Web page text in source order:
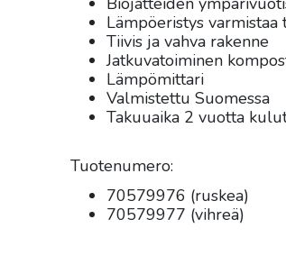
Lämpöeristys
Tiivis ja vahva rakenne
Jatkuvatoiminen
Lämpömittari
Valmistettu Suomessa
Takuuaika 2 vuotta
Tuotenumero:
70579976 (ruskea)
70579977 (vihreä)